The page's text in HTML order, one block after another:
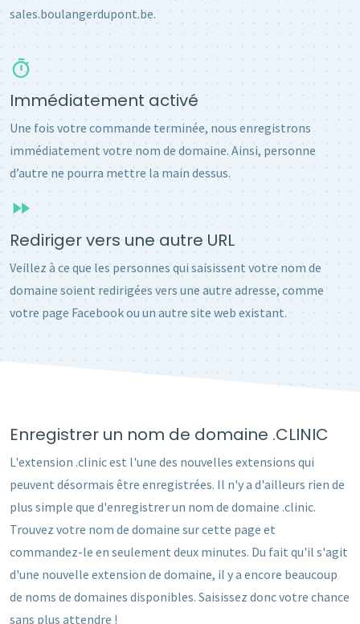
sales.boulangerdupont.be.
Immédiatement activé
Une fois votre commande terminée, nous enregistrons
immédiatement votre nom de domaine. Ainsi, personne
d’autre ne pourra mettre la main dessus.
Rediriger vers une autre URL
Veillez à ce que les personnes qui saisissent votre nom de
domaine soient redirigées vers une autre adresse, comme
votre page Facebook ou un autre site web existant.
Enregistrer un nom de domaine .CLINIC
L'extension .clinic est l'une des nouvelles extensions qui
peuvent désormais être enregistrées. Il n'y a d'ailleurs rien de
plus simple que d'enregistrer un nom de domaine .clinic.
Trouvez votre nom de domaine sur cette page et
commandez-le en seulement deux minutes. Du fait qu'il s'agit
d'une nouvelle extension de domaine, il y a encore beaucoup
de noms de domaines disponibles. Saisissez donc votre chance
sans plus attendre !